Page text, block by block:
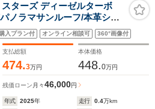
ターズ ディーゼルターボ
ノラマサンルーフ/本革シー
レコ/ワイヤレスチャージン/
備記録簿付き/禁煙車/ワンオ
色/メルセデス・ケア継承
購入プラン付 オンライン相談可 360°画像付
支払総額
474.3万円
本体価格
448.0万円
残価ローン 月々46,000円
年式 2025年 走行 0.4万km